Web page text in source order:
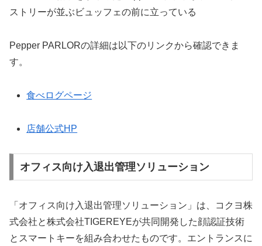
Pepper PARLORの詳細は以下のリンクから確認できま
す。
食べログページ
店舗公式HP
オフィス向け入退出管理ソリューション
「オフィス向け入退出管理ソリューション」は、コクヨ株
式会社と株式会社TIGEREYEが共同開発した顔認証技術
とスマートキーを組み合わせたものです。エントランスに